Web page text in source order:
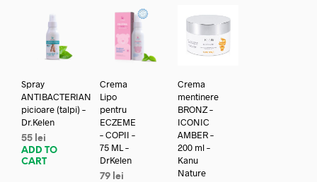
Spray
ANTIBACTERIAN
picioare (talpi) –
Dr.Kelen
55 lei
ADD TO
CART
Crema
Lipo
pentru
ECZEME
– COPII –
75 ML –
DrKelen
79 lei
Crema
mentinere
BRONZ –
ICONIC
AMBER –
200 ml –
Kanu
Nature